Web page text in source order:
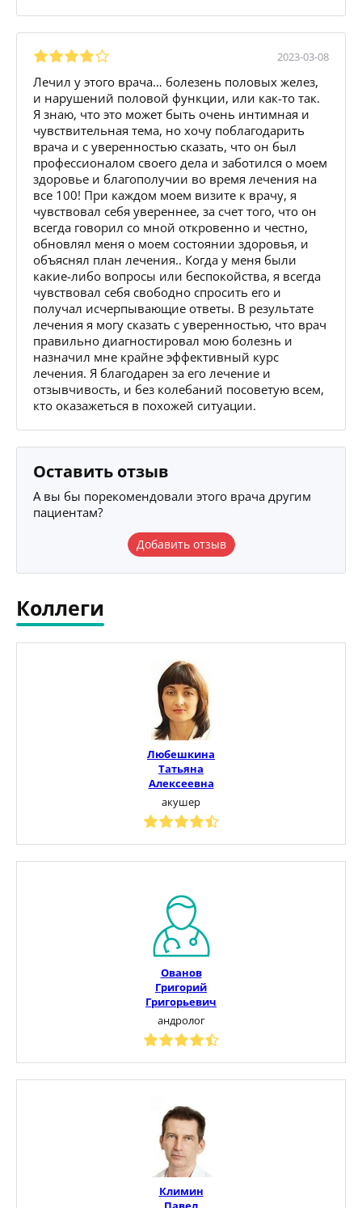
2023-03-08
Лечил у этого врача… болезень половых желез,
и нарушений половой функции, или как-то так.
Я знаю, что это может быть очень интимная и
чувствительная тема, но хочу поблагодарить
врача и с уверенностью сказать, что он был
профессионалом своего дела и заботился о моем
здоровье и благополучии во время лечения на
все 100! При каждом моем визите к врачу, я
чувствовал себя увереннее, за счет того, что он
всегда говорил со мной откровенно и честно,
обновлял меня о моем состоянии здоровья, и
объяснял план лечения.. Когда у меня были
какие-либо вопросы или беспокойства, я всегда
чувствовал себя свободно спросить его и
получал исчерпывающие ответы. В результате
лечения я могу сказать с уверенностью, что врач
правильно диагностировал мою болезнь и
назначил мне крайне эффективный курс
лечения. Я благодарен за его лечение и
отзывчивость, и без колебаний посоветую всем,
кто оказажеться в похожей ситуации.
Оставить отзыв
А вы бы порекомендовали этого врача другим
пациентам?
Добавить отзыв
Коллеги
Любешкина
Татьяна
Алексеевна
акушер
Ованов
Григорий
Григорьевич
андролог
Климин